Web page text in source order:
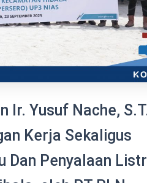
Ir. Yusuf Nache,
Kerja Sekaligus
Dan Penyalaan